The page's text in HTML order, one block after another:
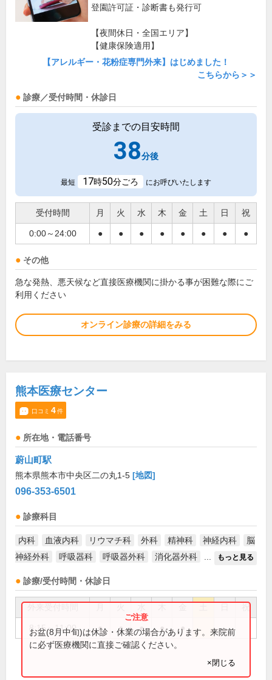
登園許可証・診断書も発行可
【夜間休日・全国エリア】
【健康保険適用】
【アレルギー・花粉症専門外来】はじめました！
こちらから＞＞
診療／受付時間・休診日
受診までの目安時間
38分後
最短 17時50分ごろ にお呼びいたします
受付時間 月 火 水 木 金 土 日 祝
0:00～24:00 ● ● ● ● ● ● ● ●
その他
急な発熱、悪天候など直接医療機関に掛かる事が困難な際にご
利用ください
オンライン診療の詳細をみる
熊本医療センター
口コミ 4件
所在地・電話番号
蔚山町駅
熊本県熊本市中央区二の丸1-5 [地図]
096-353-6501
診療科目
内科 血液内科 リウマチ科 外科 精神科 神経内科
脳
神経外科
呼吸器科 呼吸器外科 消化器外科 もっと見る
診療/受付時間・休診日
祝
8:15～11:00 ● ● ● ● ●
お盆(8月中旬)は休診・休業の場合があります。来院前
に必ず医療機関に直接ご確認ください。
×閉じる